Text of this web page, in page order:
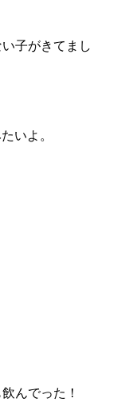
子がきてまし
いよ。
んでった！